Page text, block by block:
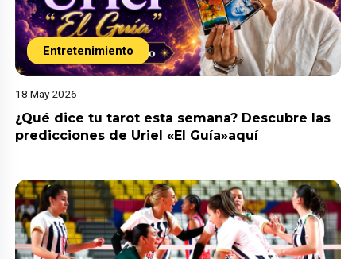
Entretenimiento
18 May 2026
¿Qué dice tu tarot esta semana? Descubre las
predicciones de Uriel «El Guía»aquí